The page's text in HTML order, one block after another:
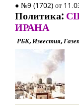
● №9 (1702) от
Политика:
ИРАНА
РБК, Известия,